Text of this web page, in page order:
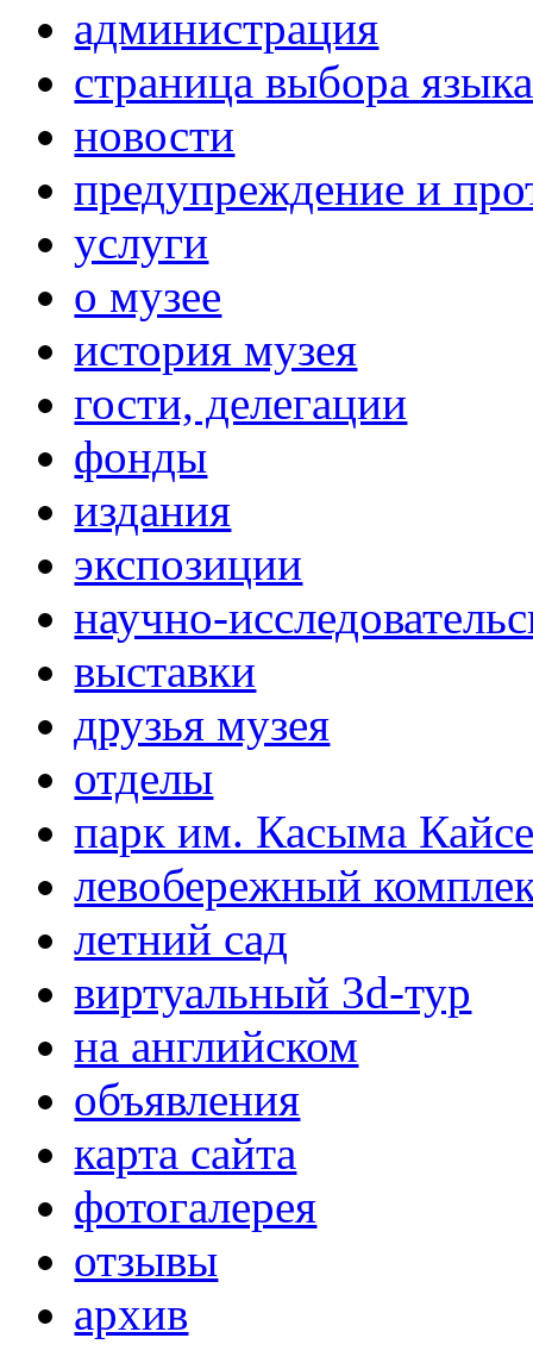
администрация
страница выбора языка
новости
предупреждение и
услуги
о музее
история музея
гости, делегации
фонды
издания
экспозиции
научно-
выставки
друзья музея
отделы
парк им. Касыма
левобережный
летний сад
виртуальный 3d-тур
на английском
объявления
карта сайта
фотогалерея
отзывы
архив